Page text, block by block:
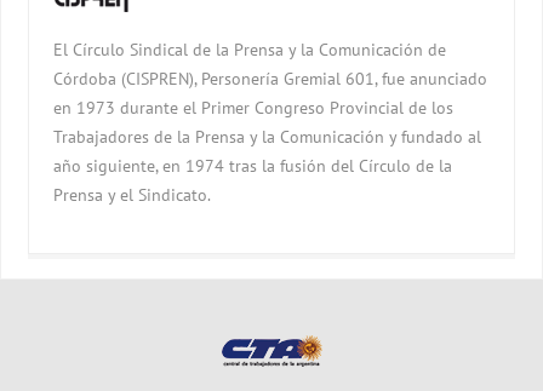
El Círculo Sindical de la Prensa y la Comunicación de
Córdoba (CISPREN), Personería Gremial 601, fue anunciado
en 1973 durante el Primer Congreso Provincial de los
Trabajadores de la Prensa y la Comunicación y fundado al
año siguiente, en 1974 tras la fusión del Círculo de la
Prensa y el Sindicato.